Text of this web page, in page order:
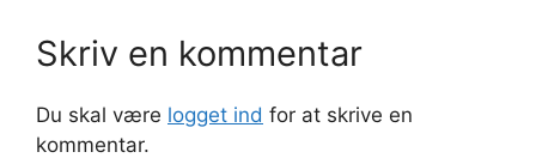
Skriv en kommentar
Du skal være logget ind for at skrive en
kommentar.